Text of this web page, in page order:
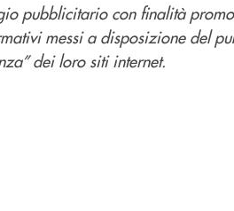
pubblicitario con finalità
messi a disposizione del
dei loro siti internet.